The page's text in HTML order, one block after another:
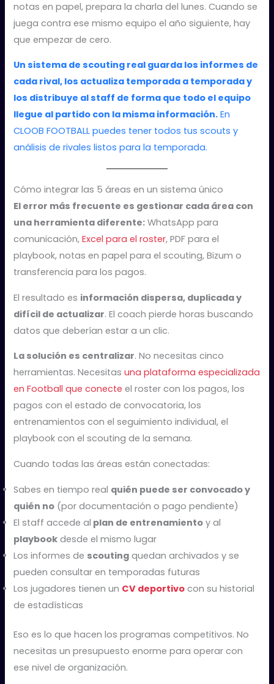
notas en papel, prepara la charla del lunes. Cuando se
juega contra ese mismo equipo el año siguiente, hay
que empezar de cero.
Un sistema de scouting real guarda los informes de
cada rival, los actualiza temporada a temporada y
los distribuye al staff de forma que todo el equipo
llegue al partido con la misma información. En
CLOOB FOOTBALL puedes tener todos tus scouts y
análisis de rivales listos para la temporada.
Cómo integrar las 5 áreas en un sistema único
El error más frecuente es gestionar cada área con
una herramienta diferente: WhatsApp para
comunicación,Excel para el roster, PDF para el
playbook, notas en papel para el scouting, Bizum o
transferencia para los pagos.
El resultado es información dispersa, duplicada y
difícil de actualizar. El coach pierde horas buscando
datos que deberían estar a un clic.
La solución es centralizar. No necesitas cinco
herramientas. Necesitasuna plataforma especializada
en Football que conecte el roster con los pagos, los
pagos con el estado de convocatoria, los
entrenamientos con el seguimiento individual, el
playbook con el scouting de la semana.
Cuando todas las áreas están conectadas:
Sabes en tiempo real quién puede ser convocado y
quién no (por documentación o pago pendiente)
El staff accede al plan de entrenamiento y al
playbook desde el mismo lugar
Los informes de scouting quedan archivados y se
pueden consultar en temporadas futuras
Los jugadores tienen un CV deportivo con su historial
de estadísticas
Eso es lo que hacen los programas competitivos. No
necesitas un presupuesto enorme para operar con
ese nivel de organización.